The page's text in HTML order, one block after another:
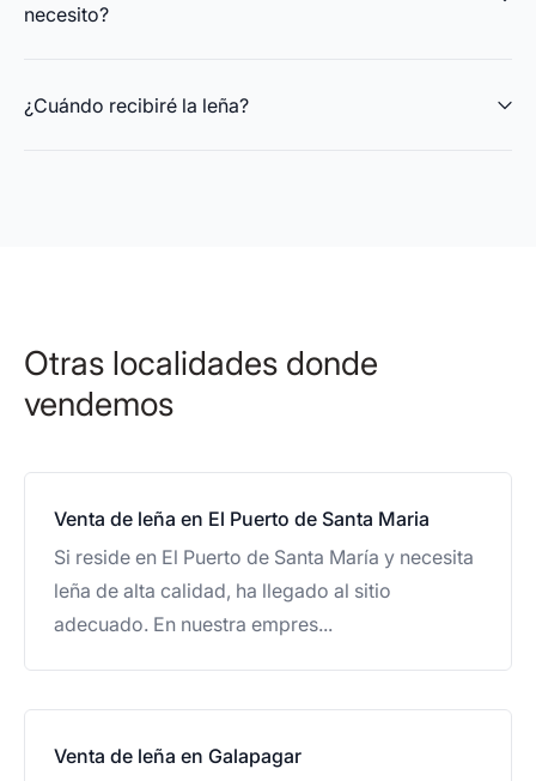
necesito?
¿Cuándo recibiré la leña?
Otras localidades donde
vendemos
Venta de leña en El Puerto de Santa Maria
Si reside en El Puerto de Santa María y necesita
leña de alta calidad, ha llegado al sitio
adecuado. En nuestra empres...
Venta de leña en Galapagar